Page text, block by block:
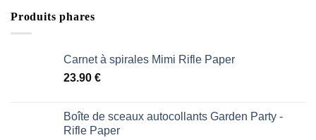
Produits phares
Carnet à spirales Mimi Rifle Paper
23.90 €
Boîte de sceaux autocollants Garden Party -
Rifle Paper